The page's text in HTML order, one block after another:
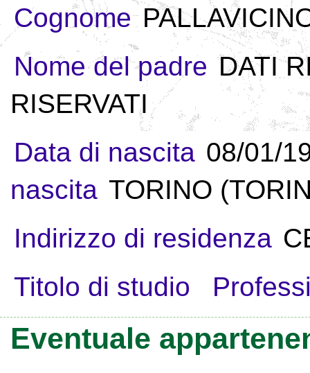
Cognome
Nome del padre DATI
RISERVATI
Data di nascita 08/01/
nascita TORINO
Indirizzo di residenza
Titolo di studio
Eventuale